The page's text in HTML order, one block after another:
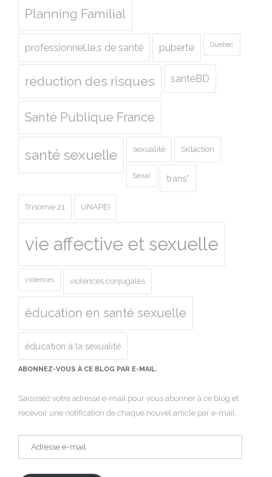
Planning Familial
professionnel.le.s de santé puberté Quebec
réduction des risques santéBD
Santé Publique France
santé sexuelle sexualité Sidaction
Sénat trans*
Trisomie 21 UNAPEI
vie affective et sexuelle
violences violences conjugales
éducation en santé sexuelle
éducation à la sexualité
ABONNEZ-VOUS À CE BLOG PAR E-MAIL.
Saisissez votre adresse e-mail pour vous abonner à ce blog et
recevoir une notification de chaque nouvel article par e-mail.